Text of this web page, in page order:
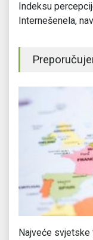
Indeksu
Internešenela,
Najveće svjetske